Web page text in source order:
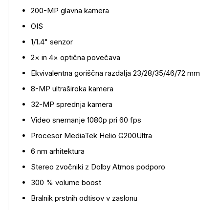
200-MP glavna kamera
OIS
1/1.4" senzor
2× in 4× optična povečava
Ekvivalentna goriščna razdalja 23/28/35/46/72 mm
8-MP ultraširoka kamera
32-MP sprednja kamera
Video snemanje 1080p pri 60 fps
Procesor MediaTek Helio G200Ultra
6 nm arhitektura
Stereo zvočniki z Dolby Atmos podporo
300 % volume boost
Bralnik prstnih odtisov v zaslonu